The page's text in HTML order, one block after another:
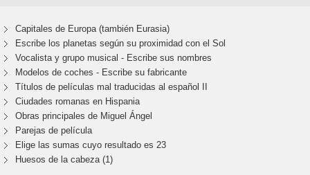
Capitales de Europa (también Eurasia)
Escribe los planetas según su proximidad con el Sol
Vocalista y grupo musical - Escribe sus nombres
Modelos de coches - Escribe su fabricante
Títulos de películas mal traducidas al español II
Ciudades romanas en Hispania
Obras principales de Miguel Ángel
Parejas de película
Elige las sumas cuyo resultado es 23
Huesos de la cabeza (1)